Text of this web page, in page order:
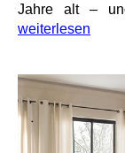
Jahre alt –
weiterlesen